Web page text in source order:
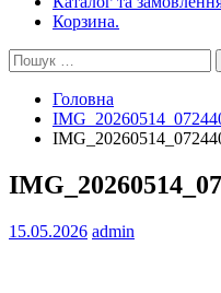
Корзина.
Пошук:
Головна
15.05.2026 admin